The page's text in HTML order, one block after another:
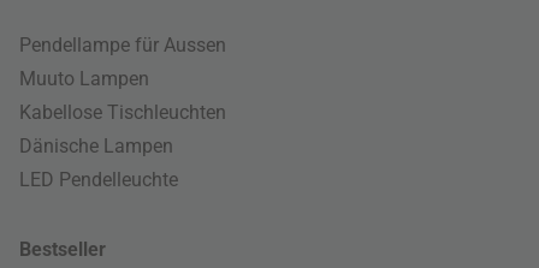
Pendellampe für Aussen
Muuto Lampen
Kabellose Tischleuchten
Dänische Lampen
LED Pendelleuchte
Bestseller